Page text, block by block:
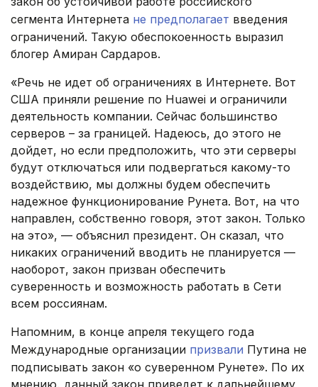
сегмента Интернета не предполагает введения
ограничений. Такую обеспокоенность выразил
блогер Амиран Сардаров.
«Речь не идет об ограничениях в Интернете. Вот
США приняли решение по Huawei и ограничили
деятельность компании. Сейчас большинство
серверов – за границей. Надеюсь, до этого не
дойдет, но если предположить, что эти серверы
будут отключаться или подвергаться какому-то
воздействию, мы должны будем обеспечить
надежное функционирование Рунета. Вот, на что
направлен, собственно говоря, этот закон. Только
на это», — объяснил президент. Он сказал, что
никаких ограничений вводить не планируется —
наоборот, закон призван обеспечить
суверенность и возможность работать в Сети
всем россиянам.
Напомним, в конце апреля текущего года
Международные организации призвали Путина не
подписывать закон «о суверенном Рунете». По их